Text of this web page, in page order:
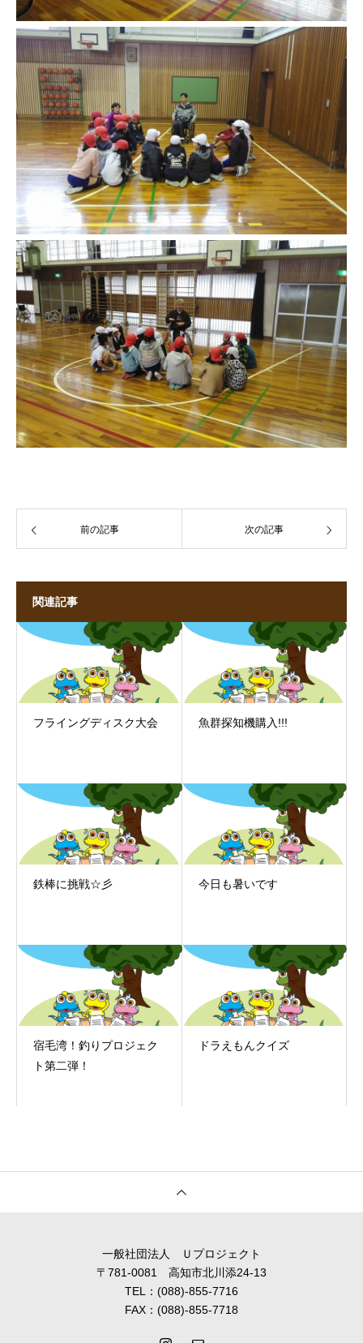
前の記事 次の記事
関連記事
フライングディスク大会 魚群探知機購入!!!
鉄棒に挑戦☆彡 今日も暑いです
宿毛湾！釣りプロジェク
ト第二弾！
ドラえもんクイズ
一般社団法人 Ｕプロジェクト
〒781-0081 高知市北川添24-13
TEL：(088)-855-7716
FAX：(088)-855-7718